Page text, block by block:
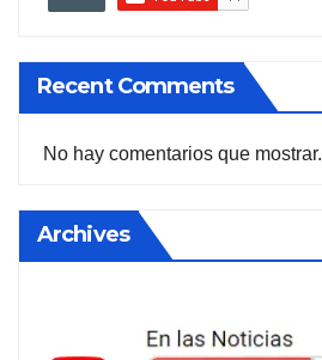
Recent Comments
No hay comentarios que mostrar.
Archives